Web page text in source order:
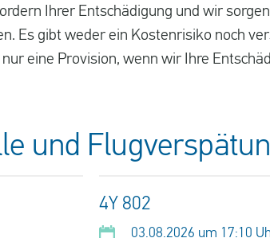
Ihrer Entschädigung und wir
Es gibt weder ein Kostenrisiko noch
eine Provision, wenn wir Ihre
und
4Y 802
03.08.2026 um 17:10